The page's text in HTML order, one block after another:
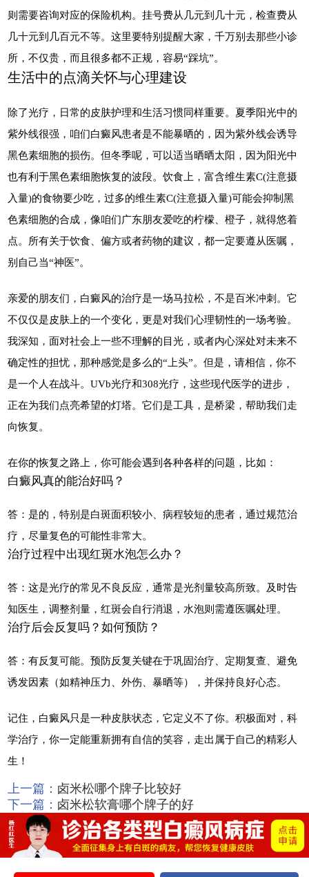
则需要咨询对应的保险机构。挂号费从几元到几十元，检查费从
几十元到几百元不等。这里要特别提醒大家，千万别去那些小诊
所，不仅贵，而且很多都不正规，容易“踩坑”。
生活中的点滴关怀与心理建设
除了光疗，日常的皮肤护理和生活习惯同样重要。夏季阳光中的
紫外线很强，咱们白癜风患者是不能暴晒的，因为紫外线会诱导
黑色素细胞的损伤。但冬季呢，可以适当晒晒太阳，因为阳光中
也有利于黑色素细胞恢复的波段。饮食上，富含维生素C(注意摄
入量)的食物要少吃，过多的维生素C(注意摄入量)可能会抑制黑
色素细胞的合成，像咱们广东朋友爱吃的柠檬、橙子，就得悠着
点。所有关于饮食、偏方或者药物的建议，都一定要遵从医嘱，
别自己当“神医”。
亲爱的朋友们，白癜风的治疗是一场马拉松，不是百米冲刺。它
不仅仅是皮肤上的一个变化，更是对我们心理韧性的一场考验。
我深知，面对社会上一些不理解的目光，或者内心深处对未来不
确定性的担忧，那种感觉是多么的“上头”。但是，请相信，你不
是一个人在战斗。UVb光疗和308光疗，这些现代医学的进步，
正在为我们点亮希望的灯塔。它们是工具，是桥梁，帮助我们走
向恢复。
在你的恢复之路上，你可能会遇到各种各样的问题，比如：
白癜风真的能治好吗？
答：是的，特别是白斑面积较小、病程较短的患者，通过规范治
疗，尽量复色的可能性非常大。
治疗过程中出现红斑水泡怎么办？
答：这是光疗的常见不良反应，通常是光剂量较高所致。及时告
知医生，调整剂量，红斑会自行消退，水泡则需遵医嘱处理。
治疗后会反复吗？如何预防？
答：有反复可能。预防反复关键在于巩固治疗、定期复查、避免
诱发因素（如精神压力、外伤、暴晒等），并保持良好心态。
记住，白癜风只是一种皮肤状态，它定义不了你。积极面对，科
学治疗，你一定能重新拥有自信的笑容，走出属于自己的精彩人
生！
上一篇： 卤米松哪个牌子比较好
下一篇： 卤米松软膏哪个牌子的好